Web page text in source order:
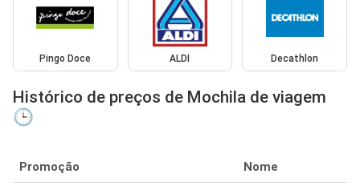
Pingo Doce ALDI Decathlon
Histórico de preços de Mochila de viagem
🕒
Promoção Nome